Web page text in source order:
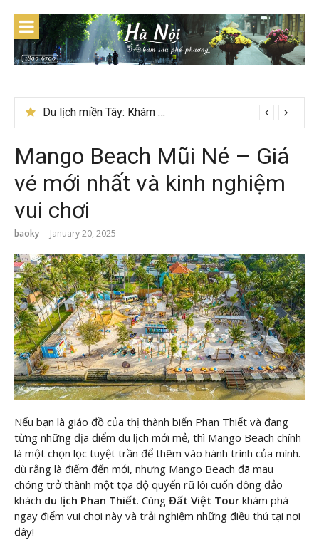
content
Du lịch miền Tây: Khám phá Cái Bè và Đồng Tháp có gì độc đáo
Du lịch Tây Bắc tháng 11 – Mùa hoa cải nhuộm vàng rực rỡ
Mango Beach Mũi Né – Giá
vé mới nhất và kinh nghiệm
vui chơi
baoky January 20, 2025
Nếu bạn là giáo đồ của thị thành biển Phan Thiết và đang
từng những địa điểm du lịch mới mẻ, thì Mango Beach chính
là một chọn lọc tuyệt trần để thêm vào hành trình của mình.
dù rằng là điểm đến mới, nhưng Mango Beach đã mau
chóng trở thành một tọa độ quyến rũ lôi cuốn đông đảo
khách du lịch Phan Thiết. Cùng Đất Việt Tour khám phá
ngay điểm vui chơi này và trải nghiệm những điều thú tại nơi
đây!